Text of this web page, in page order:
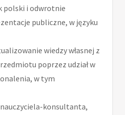
polski i odwrotnie
publiczne, w języku
wiedzy własnej z
poprzez udział w
w tym
konsultanta,